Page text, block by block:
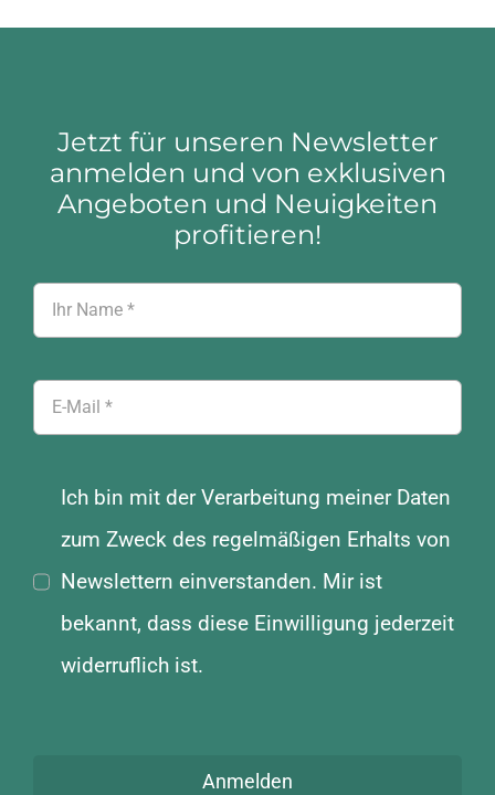
Jetzt für unseren Newsletter
anmelden und von exklusiven
Angeboten und Neuigkeiten
profitieren!
Ich bin mit der Verarbeitung meiner Daten
zum Zweck des regelmäßigen Erhalts von
Newslettern einverstanden. Mir ist
bekannt, dass diese Einwilligung jederzeit
widerruflich ist.
Anmelden